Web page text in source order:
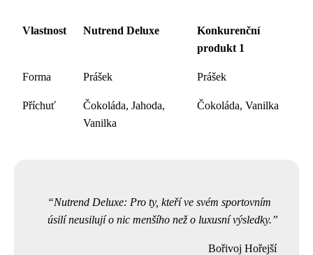
Vlastnost Nutrend Deluxe
Konkurenční
produkt 1
Forma Prášek Prášek
Příchuť
Čokoláda, Jahoda,
Vanilka
Čokoláda, Vanilka
Nutrend Deluxe: Pro ty, kteří ve svém sportovním
úsilí neusilují o nic menšího než o luxusní výsledky.
Bořivoj Hořejší